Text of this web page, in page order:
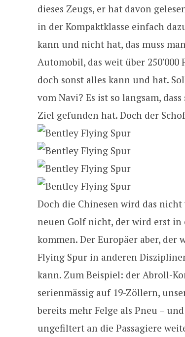
dieses Zeugs, er hat davon
in der Kompaktklasse einfach
kann und nicht hat, das muss
Automobil, das weit über
doch sonst alles kann und hat.
vom Navi? Es ist so langsam,
Ziel gefunden hat. Doch der
Doch die Chinesen wird das
neuen Golf nicht, der wird erst
kommen. Der Europäer aber, der
Flying Spur in anderen
kann. Zum Beispiel: der Abroll-
serienmässig auf 19-Zöllern,
bereits mehr Felge als Pneu –
ungefiltert an die Passagiere